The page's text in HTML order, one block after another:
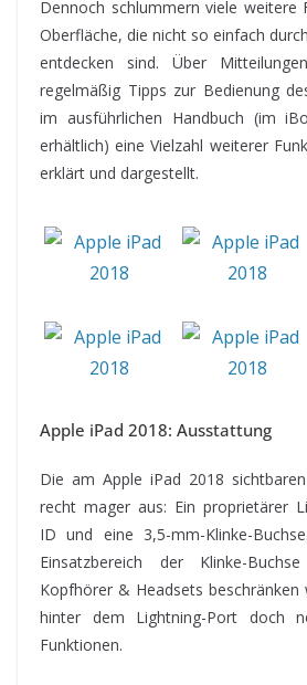
Dennoch schlummern viele weitere
Oberfläche, die nicht so einfach
entdecken sind. Über
regelmäßig Tipps zur Bedienung
im ausführlichen Handbuch (im
erhältlich) eine Vielzahl weiterer
erklärt und dargestellt.
Apple iPad 2018: Ausstattung
Die am Apple iPad 2018
recht mager aus: Ein proprietärer
ID und eine 3,5-mm-Klinke-
Einsatzbereich der Klinke-
Kopfhörer & Headsets beschränken
hinter dem Lightning-Port doch
Funktionen.